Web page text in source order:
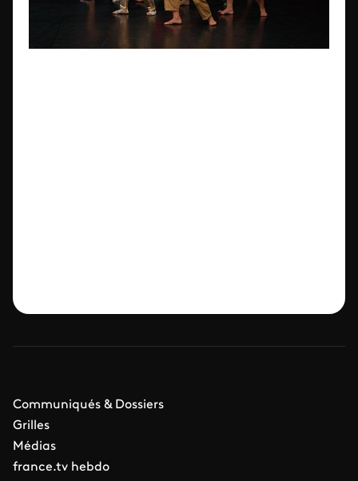
Communiqués & Dossiers
Grilles
Médias
france.tv hebdo